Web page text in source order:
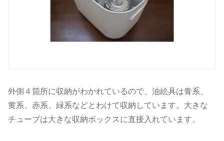
外側４箇所に収納がわかれているので、油絵具は青系、
黄系、赤系、緑系などとわけて収納しています。大きな
チューブは大きな収納ボックスに直接入れています。